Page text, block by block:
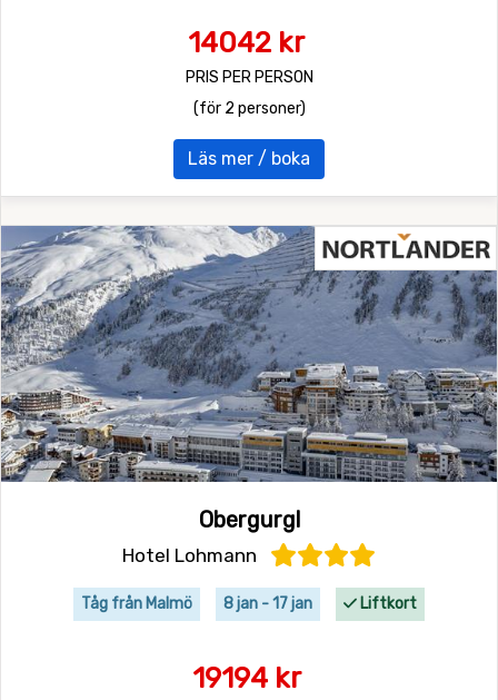
14042 kr
PRIS PER PERSON
(för 2 personer)
Läs mer / boka
Obergurgl
Hotel Lohmann
Tåg från Malmö 8 jan - 17 jan Liftkort
19194 kr